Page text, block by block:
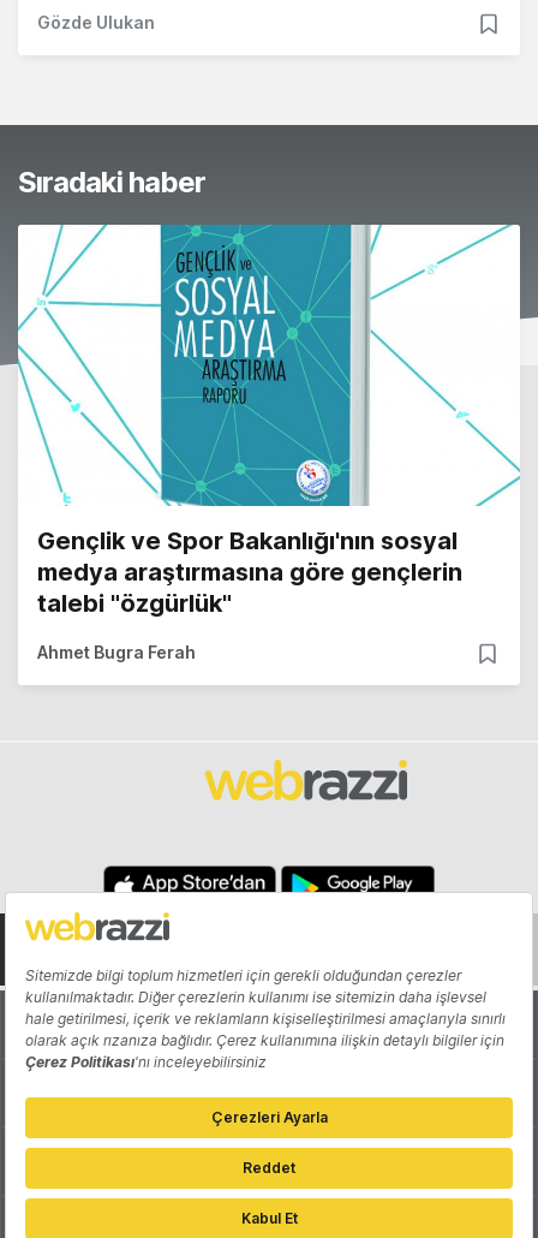
Gözde Ulukan
Sıradaki haber
Gençlik ve Spor Bakanlığı'nın sosyal
medya araştırmasına göre gençlerin
talebi "özgürlük"
Ahmet Bugra Ferah
Hakkında Yazarlar
Katkıda Bulun Reklam